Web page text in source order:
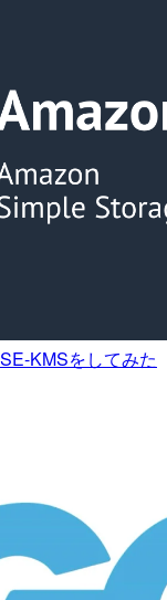
KMSをしてみた